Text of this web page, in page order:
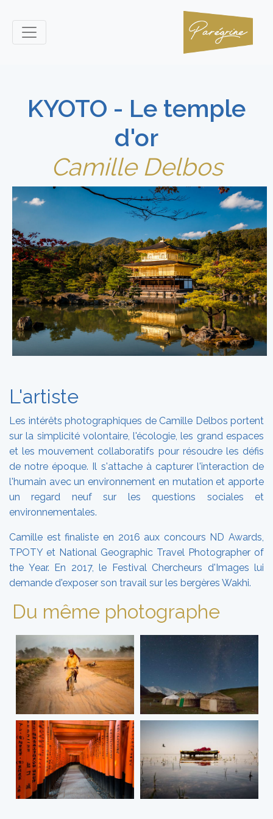
KYOTO - Le temple
d'or
Camille Delbos
L'artiste
Les intérêts photographiques de Camille Delbos portent
sur la simplicité volontaire, l'écologie, les grand espaces
et les mouvement collaboratifs pour résoudre les défis
de notre époque. Il s'attache à capturer l'interaction de
l'humain avec un environnement en mutation et apporte
un regard neuf sur les questions sociales et
environnementales.
Camille est finaliste en 2016 aux concours ND Awards,
TPOTY et National Geographic Travel Photographer of
the Year. En 2017, le Festival Chercheurs d'Images lui
demande d'exposer son travail sur les bergères Wakhi.
Du même photographe